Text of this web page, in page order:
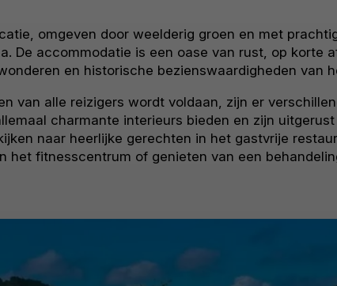
omgeven door weelderig groen en met
De accommodatie is een oase van rust, op korte
en historische bezienswaardigheden van
van alle reizigers wordt voldaan, zijn er
charmante interieurs bieden en zijn
naar heerlijke gerechten in het gastvrije
het fitnesscentrum of genieten van een